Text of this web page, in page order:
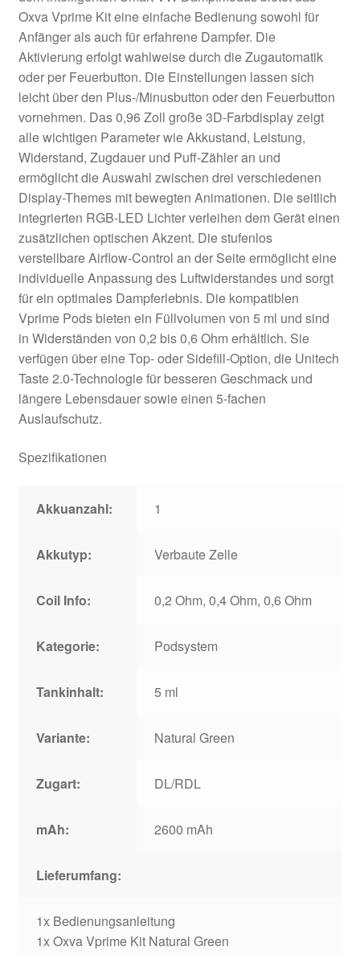
Oxva Vprime Kit eine einfache Bedienung sowohl für
Anfänger als auch für erfahrene Dampfer. Die
Aktivierung erfolgt wahlweise durch die Zugautomatik
oder per Feuerbutton. Die Einstellungen lassen sich
leicht über den Plus-/Minusbutton oder den Feuerbutton
vornehmen. Das 0,96 Zoll große 3D-Farbdisplay zeigt
alle wichtigen Parameter wie Akkustand, Leistung,
Widerstand, Zugdauer und Puff-Zähler an und
ermöglicht die Auswahl zwischen drei verschiedenen
Display-Themes mit bewegten Animationen. Die seitlich
integrierten RGB-LED Lichter verleihen dem Gerät einen
zusätzlichen optischen Akzent. Die stufenlos
verstellbare Airflow-Control an der Seite ermöglicht eine
individuelle Anpassung des Luftwiderstandes und sorgt
für ein optimales Dampferlebnis. Die kompatiblen
Vprime Pods bieten ein Füllvolumen von 5 ml und sind
in Widerständen von 0,2 bis 0,6 Ohm erhältlich. Sie
verfügen über eine Top- oder Sidefill-Option, die Unitech
Taste 2.0-Technologie für besseren Geschmack und
längere Lebensdauer sowie einen 5-fachen
Auslaufschutz.
Spezifikationen
Akkuanzahl: 1
Akkutyp: Verbaute Zelle
Coil Info: 0,2 Ohm, 0,4 Ohm, 0,6 Ohm
Kategorie: Podsystem
Tankinhalt: 5 ml
Variante: Natural Green
Zugart: DL/RDL
mAh: 2600 mAh
Lieferumfang:
1x Bedienungsanleitung
1x Oxva Vprime Kit Natural Green